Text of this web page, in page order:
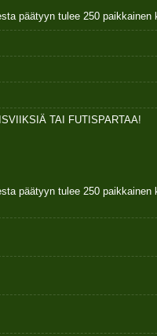
päätyyn tulee 250
TAI FUTISPARTAA!
päätyyn tulee 250